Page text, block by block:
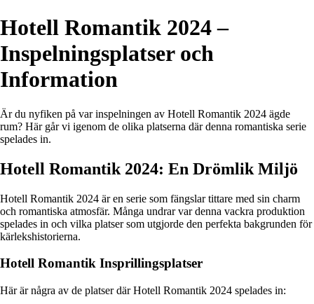
Hotell Romantik 2024 –
Inspelningsplatser och
Information
Är du nyfiken på var inspelningen av Hotell Romantik 2024 ägde
rum? Här går vi igenom de olika platserna där denna romantiska serie
spelades in.
Hotell Romantik 2024: En Drömlik Miljö
Hotell Romantik 2024 är en serie som fängslar tittare med sin charm
och romantiska atmosfär. Många undrar var denna vackra produktion
spelades in och vilka platser som utgjorde den perfekta bakgrunden för
kärlekshistorierna.
Hotell Romantik Insprillingsplatser
Här är några av de platser där Hotell Romantik 2024 spelades in: